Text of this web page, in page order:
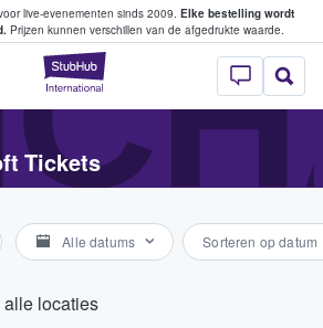
live-evenementen sinds 2009. Elke bestelling wordt
Prijzen kunnen verschillen van de afgedrukte waarde.
StubHub: waar
en verkopen
Tickets
Alle datums Sorteren op datum
locaties